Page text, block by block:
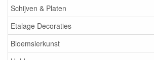
Schijven & Platen
Etalage Decoraties
Bloemsierkunst